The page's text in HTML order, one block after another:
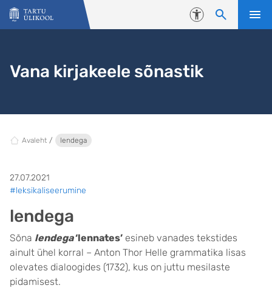
Liigu edasi põhisisu juurde
Juurdepääsetavus
Vana kirjakeele sõnastik
Avaleht lendega
27.07.2021
#leksikaliseerumine
lendega
Sõna lendega‘lennates’ esineb vanades tekstides
ainult ühel korral – Anton Thor Helle grammatika lisas
olevates dialoogides (1732), kus on juttu mesilaste
pidamisest.